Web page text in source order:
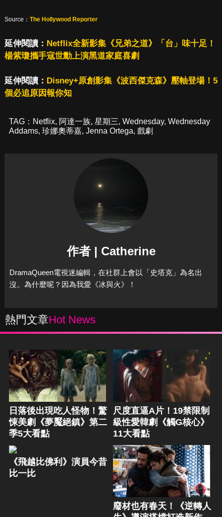
Source： The Hollywood Reporter
延伸閱讀： Netflix全新影集《兄弟之道》「台」味十足！
楊紫瓊攜手寇世勳上演黑道家庭喜劇
延伸閱讀： Disney+原創影集《波西傑克森》壓軸登場！5
個必追原因報你知
TAG： Netflix, 阿達一族, 星期三, Wednesday, Wednesday
Addams, 珍娜奧蒂嘉, Jenna Ortega, 戲劇
作者 | Catherine
DramaQueen電視迷編輯，在社群上會以「史塔克」為名出
沒。為什麼呢？因為我愛《冰與火》！
熱門文章Hot News
日落後出現吃人怪物！驚
悚美劇《夢魘絕鎮》第二
季5大看點
尺度直逼A片！19禁限制
級性愛韓劇《觸G核心》
11大看點
《飛越比佛利》演員今昔
比一比
廢材也有春天！《逆轉人